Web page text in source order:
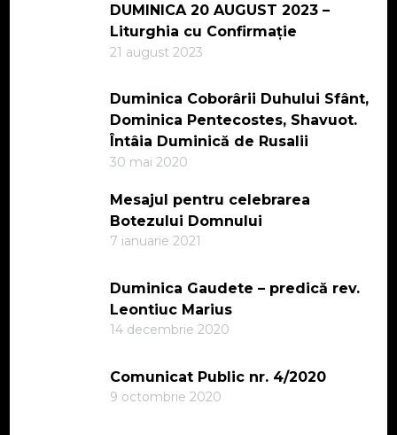
DUMINICA 20 AUGUST 2023 –
Liturghia cu Confirmație
21 august 2023
Duminica Coborârii Duhului Sfânt,
Dominica Pentecostes, Shavuot.
Întâia Duminică de Rusalii
30 mai 2020
Mesajul pentru celebrarea
Botezului Domnului
7 ianuarie 2021
Duminica Gaudete – predică rev.
Leontiuc Marius
14 decembrie 2020
Comunicat Public nr. 4/2020
9 octombrie 2020